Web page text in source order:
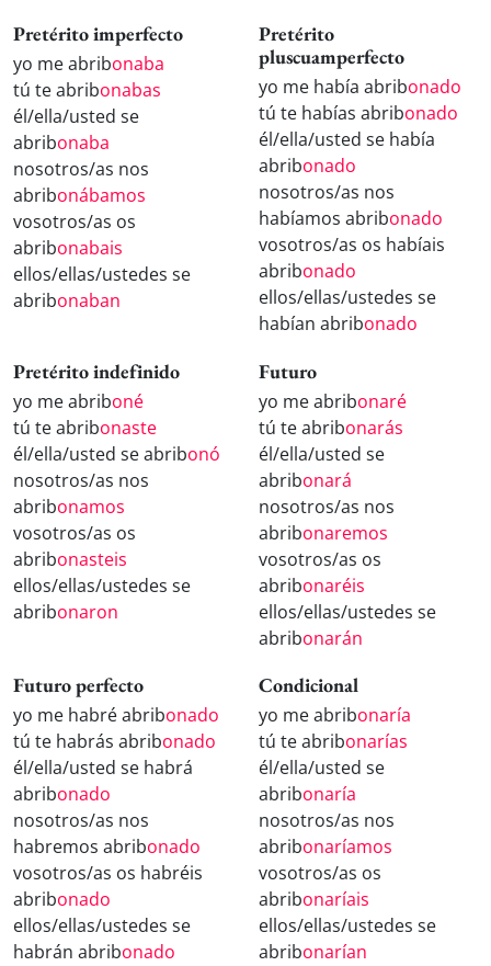
Pretérito imperfecto
yo me abribonaba
tú te abribonabas
él/ella/usted se
abribonaba
nosotros/as nos
abribonábamos
vosotros/as os
abribonabais
ellos/ellas/ustedes se
abribonaban
Pretérito
pluscuamperfecto
yo me había abribonado
tú te habías abribonado
él/ella/usted se había
abribonado
nosotros/as nos
habíamos abribonado
vosotros/as os habíais
abribonado
ellos/ellas/ustedes se
habían abribonado
Pretérito indefinido
yo me abriboné
tú te abribonaste
él/ella/usted se abribonó
nosotros/as nos
abribonamos
vosotros/as os
abribonasteis
ellos/ellas/ustedes se
abribonaron
Futuro
yo me abribonaré
tú te abribonarás
él/ella/usted se
abribonará
nosotros/as nos
abribonaremos
vosotros/as os
abribonaréis
ellos/ellas/ustedes se
abribonarán
Futuro perfecto
yo me habré abribonado
tú te habrás abribonado
él/ella/usted se habrá
abribonado
nosotros/as nos
habremos abribonado
vosotros/as os habréis
abribonado
ellos/ellas/ustedes se
habrán abribonado
Condicional
yo me abribonaría
tú te abribonarías
él/ella/usted se
abribonaría
nosotros/as nos
abribonaríamos
vosotros/as os
abribonaríais
ellos/ellas/ustedes se
abribonarían